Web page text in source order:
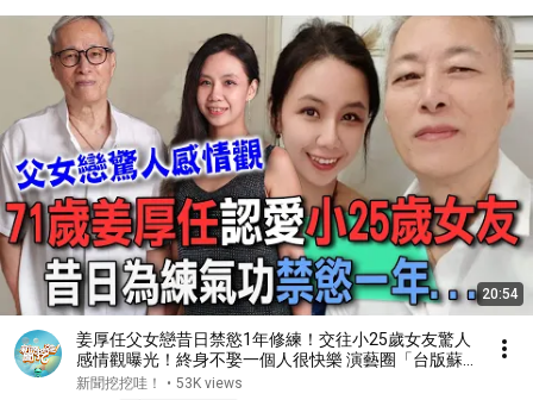
20:54
姜厚任父女戀昔日禁慾1年修練！交往小25歲女友驚人
感情觀曝光！終身不娶一個人很快樂 演藝圈「台版蘇
志燮」晚年幸福哲學！【新聞挖挖哇】每周精選
新聞挖挖哇！ • 53K views